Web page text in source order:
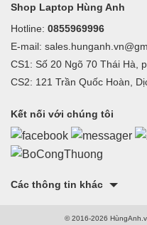
Shop Laptop Hùng Anh
Hotline: 0855969996
E-mail:
CS1: Số 20 Ngõ 70 Thái Hà,
CS2: 121 Trần Quốc Hoàn,
Kết nối với chúng tôi
Các thông tin khác
© 2016-2026